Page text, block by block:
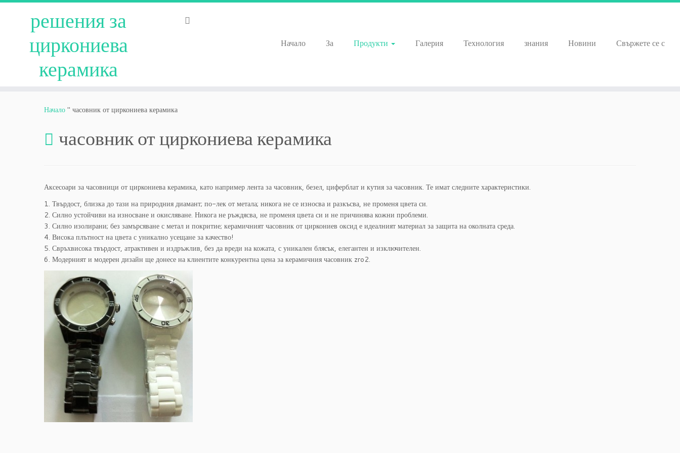
решения за
циркониева
керамика
Начало За Продукти Галерия Технология знания Новини Свържете се с
Начало " часовник от циркониева керамика
часовник от циркониева керамика
Аксесоари за часовници от циркониева керамика, като например лента за часовник, безел, циферблат и кутия за часовник. Те имат следните характеристики.
1. Твърдост, близка до тази на природния диамант; по-лек от метала; никога не се износва и разкъсва, не променя цвета си.
2. Силно устойчиви на износване и окисляване. Никога не ръждясва, не променя цвета си и не причинява кожни проблеми.
3. Силно изолирани; без замърсяване с метал и покритие; керамичният часовник от циркониев оксид е идеалният материал за защита на околната среда.
4. Висока плътност на цвета с уникално усещане за качество!
5. Свръхвисока твърдост, атрактивен и издръжлив, без да вреди на кожата, с уникален блясък, елегантен и изключителен.
6. Модерният и модерен дизайн ще донесе на клиентите конкурентна цена за керамичния часовник zro2.